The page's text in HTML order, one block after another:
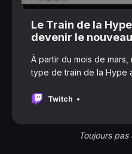
Le Train de la
devenir le
À partir du mois de
type de train de la Hype
propulsera votre train de
davantage de
Twitch
Toujours